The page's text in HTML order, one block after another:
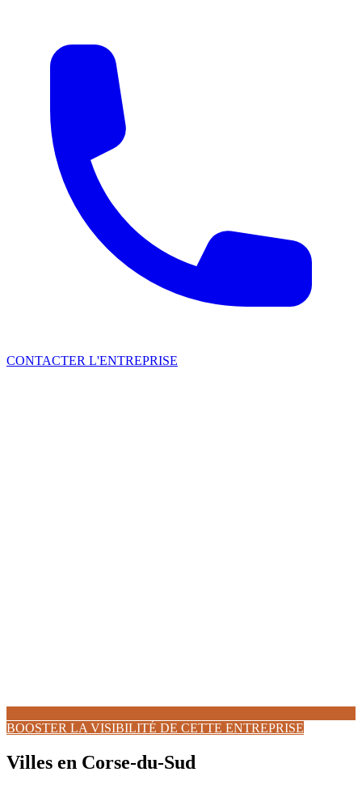
CONTACTER L'ENTREPRISE
BOOSTER LA VISIBILITÉ DE CETTE ENTREPRISE
Villes en Corse-du-Sud